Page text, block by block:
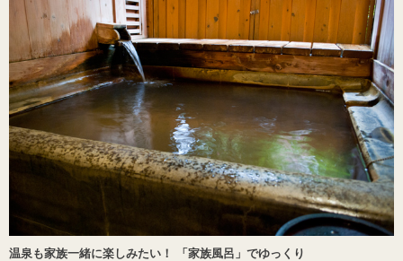
温泉も家族一緒に楽しみたい！ 「家族風呂」でゆっくり